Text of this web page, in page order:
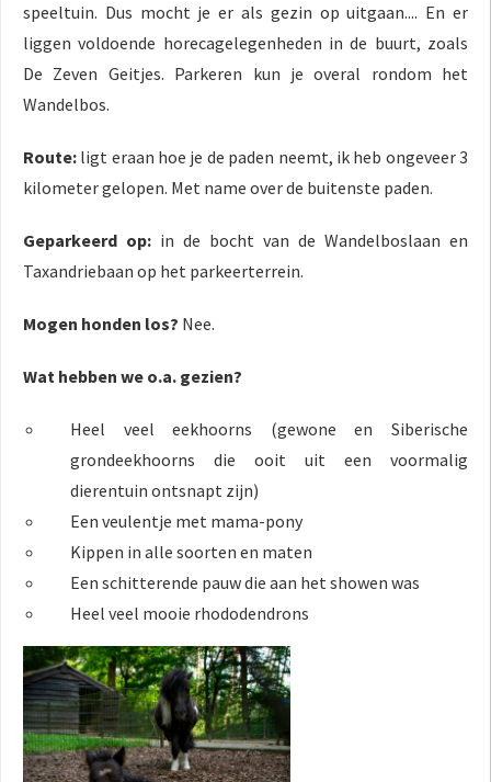
speeltuin. Dus mocht je er als gezin op uitgaan.... En er
liggen voldoende horecagelegenheden in de buurt, zoals
De Zeven Geitjes. Parkeren kun je overal rondom het
Wandelbos.
Route: ligt eraan hoe je de paden neemt, ik heb ongeveer 3
kilometer gelopen. Met name over de buitenste paden.
Geparkeerd op: in de bocht van de Wandelboslaan en
Taxandriebaan op het parkeerterrein.
Mogen honden los? Nee.
Wat hebben we o.a. gezien?
Heel veel eekhoorns (gewone en Siberische
grondeekhoorns die ooit uit een voormalig
dierentuin ontsnapt zijn)
Een veulentje met mama-pony
Kippen in alle soorten en maten
Een schitterende pauw die aan het showen was
Heel veel mooie rhododendrons